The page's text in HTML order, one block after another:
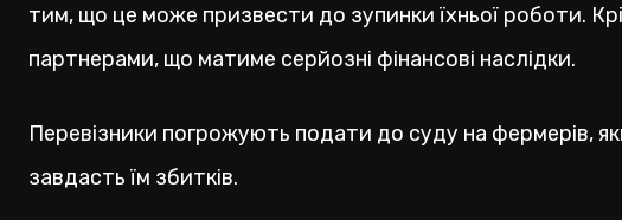
тим, що це може призвести до зупинки їхньої роботи.
партнерами, що матиме серйозні фінансові наслідки.
Перевізники погрожують подати до суду на фермерів,
завдасть їм збитків.